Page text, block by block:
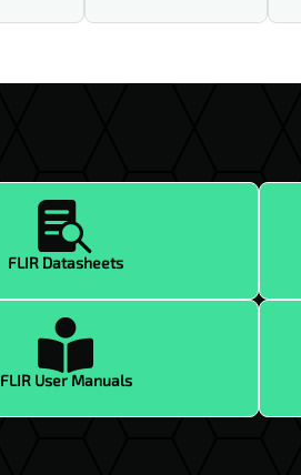

FLIR Datasheets

FLIR User Manuals